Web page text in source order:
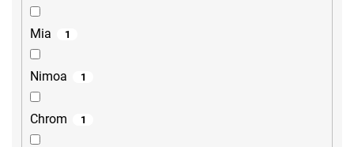
Mia 1
Nimoa 1
Chrom 1